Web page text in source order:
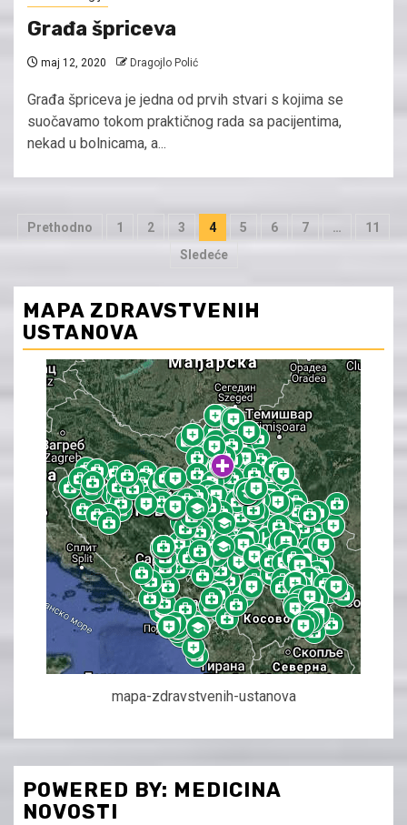
Građa špriceva
maj 12, 2020 Dragojlo Polić
Građa špriceva je jedna od prvih stvari s kojima se
suočavamo tokom praktičnog rada sa pacijentima,
nekad u bolnicama, a...
Kretanje
Prethodno 1 2 3 4 5 6 7 …
11
Sledeće
MAPA ZDRAVSTVENIH
USTANOVA
mapa-zdravstvenih-ustanova
POWERED BY: MEDICINA
NOVOSTI